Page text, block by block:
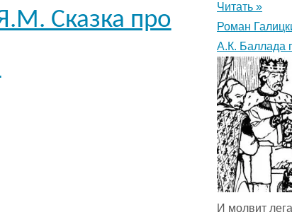
Сказка про
Читать »
Роман
А.К. Баллада
И молвит